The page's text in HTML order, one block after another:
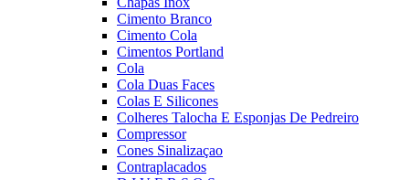
Cimento Branco
Cimento Cola
Cimentos Portland
Cola
Cola Duas Faces
Colas E Silicones
Colheres Talocha E Esponjas De Pedreiro
Compressor
Cones Sinalizaçao
Contraplacados